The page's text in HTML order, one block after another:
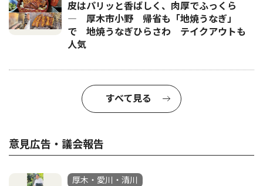
皮はパリッと香ばしく、肉厚でふっくら
― 厚木市小野 帰省も「地焼うなぎ」
で 地焼うなぎひらさわ テイクアウトも
人気
すべて見る
意見広告・議会報告
厚木・愛川・清川